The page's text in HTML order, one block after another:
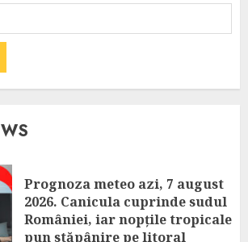
Prognoza meteo azi, 7 august
2026. Canicula cuprinde sudul
României, iar nopțile tropicale
pun stăpânire pe litoral